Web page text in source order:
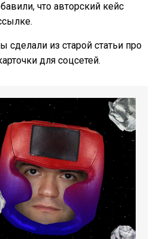
что авторский кейс
из старой статьи про
для соцсетей.